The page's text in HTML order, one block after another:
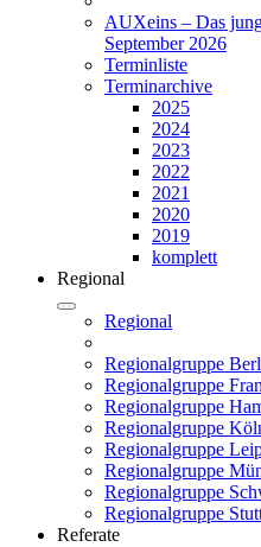
AUXeins – Das
September 2026
Terminliste
Terminarchive
2025
2024
2023
2022
2021
2020
2019
komplett
Regional
Regional
Regionalgruppe
Regionalgruppe
Regionalgruppe
Regionalgruppe
Regionalgruppe
Regionalgruppe
Regionalgruppe
Regionalgruppe
Referate